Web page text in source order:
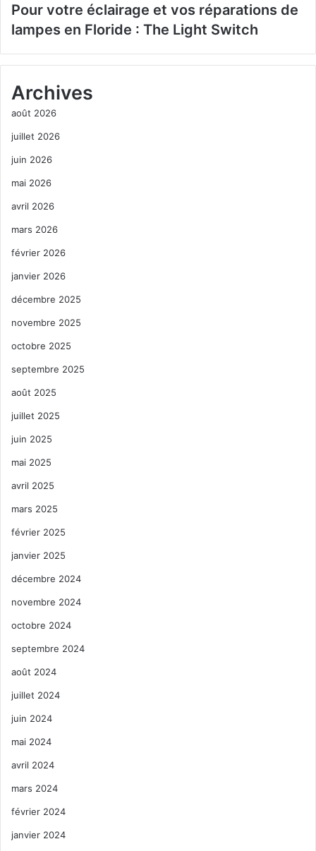
Pour votre éclairage et vos réparations de
lampes en Floride : The Light Switch
Archives
août 2026
juillet 2026
juin 2026
mai 2026
avril 2026
mars 2026
février 2026
janvier 2026
décembre 2025
novembre 2025
octobre 2025
septembre 2025
août 2025
juillet 2025
juin 2025
mai 2025
avril 2025
mars 2025
février 2025
janvier 2025
décembre 2024
novembre 2024
octobre 2024
septembre 2024
août 2024
juillet 2024
juin 2024
mai 2024
avril 2024
mars 2024
février 2024
janvier 2024